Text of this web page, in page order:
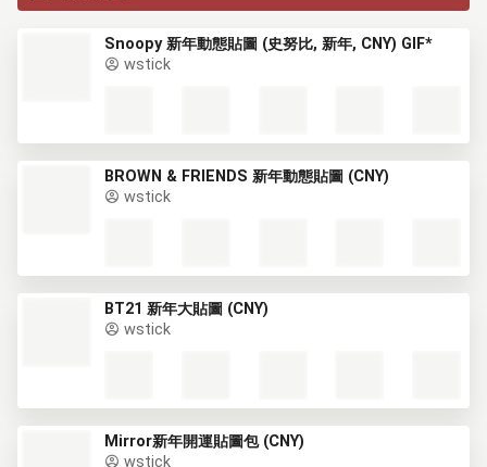
Snoopy 新年動態貼圖 (史努比, 新年, CNY) GIF*
wstick
BROWN & FRIENDS 新年動態貼圖 (CNY)
wstick
BT21 新年大貼圖 (CNY)
wstick
Mirror新年開運貼圖包 (CNY)
wstick